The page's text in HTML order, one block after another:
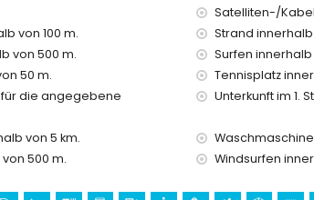
und Dienstleistungen gegen Aufpreis
(auf Anfrage)
für Ihren Urlaub in Jávea,
(El Arenal und Jávea) (innerhalb von 500
von 5 Kilometern des Hauses)
Kultur in Jávea, Costa Blanca
Jávea), Kirche (Virgen del Loreto), Denkmal
Satelliten-/
von 100 m.
Strand
von 500 m.
Surfen innerhalb
50 m.
Tennisplatz
die angegebene
Unterkunft im 1.
von 5 km.
Waschmaschine
500 m.
Windsurfen